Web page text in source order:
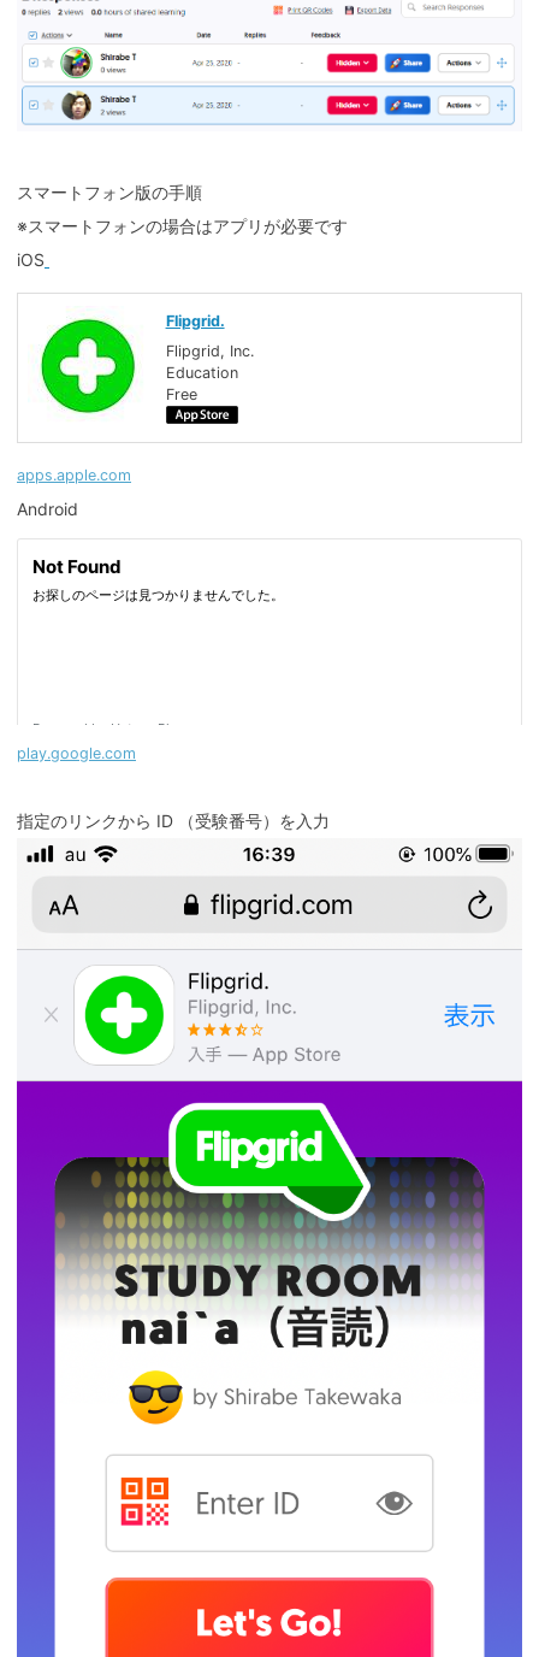
スマートフォン版の手順
※スマートフォンの場合はアプリが必要です
iOS
Flipgrid.
Flipgrid, Inc.
Education
Free
apps.apple.com
Android
play.google.com
指定のリンクから ID （受験番号）を入力